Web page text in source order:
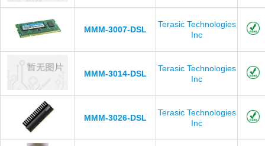
MMM-3007-DSL
Terasic Technologies
Inc
MMM-3014-DSL
Terasic Technologies
Inc
MMM-3026-DSL
Terasic Technologies
Inc